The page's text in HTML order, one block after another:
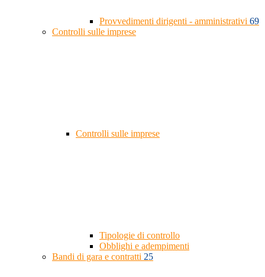
Provvedimenti dirigenti - amministrativi 69
Controlli sulle imprese
Controlli sulle imprese
Tipologie di controllo
Obblighi e adempimenti
Bandi di gara e contratti 25